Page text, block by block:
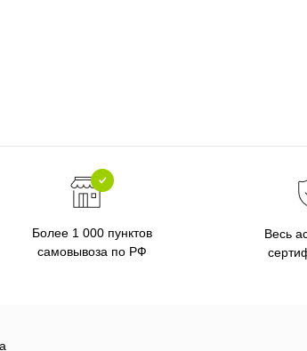
Более 1 000 пунктов
самовывоза по РФ
Весь